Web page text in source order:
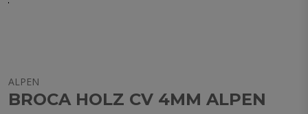
ALPEN
BROCA HOLZ CV 4MM ALPEN